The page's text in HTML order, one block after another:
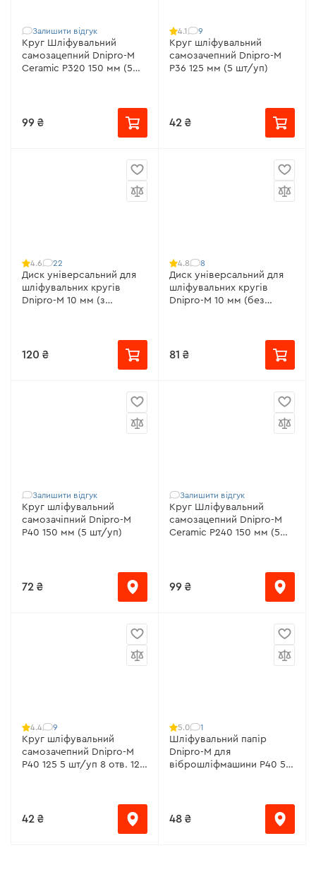
Залишити відгук
Круг Шліфувальний
самозацепний Dnipro-M
Ceramic Р320 150 мм (5
99 ₴
4.1 9
Круг шліфувальний
самозачепний Dnipro-M
Р36 125 мм (5 шт/уп)
42 ₴
4.6 22
Диск універсальний для
шліфувальних кругів
Dnipro-M 10 мм (з
120 ₴
4.8 8
Диск універсальний для
шліфувальних кругів
Dnipro-M 10 мм (без
81 ₴
Залишити відгук
Круг шліфувальний
самозачіпний Dnipro-M
Р40 150 мм (5 шт/уп)
72 ₴
Залишити відгук
Круг Шліфувальний
самозацепний Dnipro-M
Ceramic Р240 150 мм (5
99 ₴
4.4 9
Круг шліфувальний
самозачепний Dnipro-M
Р40 125 5 шт/уп 8 отв. 125
42 ₴
5.0 1
Шліфувальний папір
Dnipro-M для
віброшліфмашини Р40 5
48 ₴